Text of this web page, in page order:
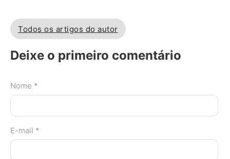
Todos os artigos do autor
Deixe o primeiro comentário
Nome *
E-mail *